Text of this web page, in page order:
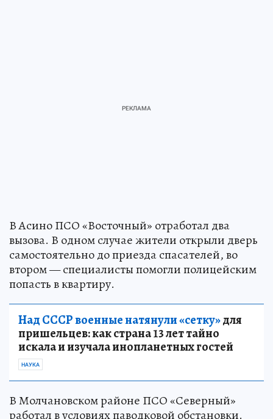
В Асино ПСО «Восточный» отработал два
вызова. В одном случае жители открыли дверь
самостоятельно до приезда спасателей, во
втором — специалисты помогли полицейским
попасть в квартиру.
Над СССР военные натянули «сетку»для
пришельцев: как страна 13 лет тайно
искала и изучала инопланетных гостей
НАУКА
В Молчановском районе ПСО «Северный»
работал в условиях паводковой обстановки.